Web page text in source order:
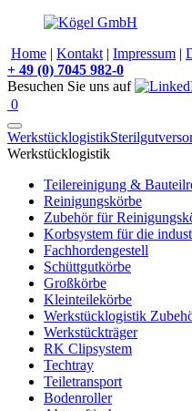
Home | Kontakt | Impressum |
+ 49 (0) 7045 982-0
Besuchen Sie uns auf
0
Werkstücklogistik
Werkstücklogistik
Teilereinigung &
Reinigungskörbe
Zubehör für
Korbsystem für die
Fachhordengestell
Schüttgutkörbe
Großkörbe
Kleinteilekörbe
Werkstücklogistik
Werkstückträger
RK Clipsystem
Techtray
Teiletransport
Bodenroller